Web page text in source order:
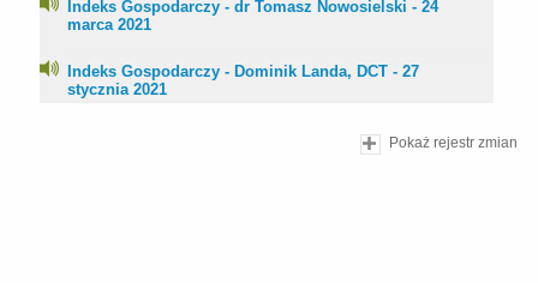
Indeks Gospodarczy - dr Tomasz Nowosielski - 24
marca 2021
Indeks Gospodarczy - Dominik Landa, DCT - 27
stycznia 2021
Pokaż rejestr zmian